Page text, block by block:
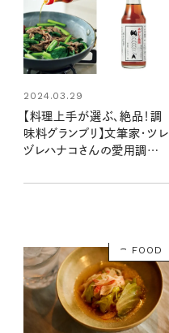
2024.03.29
【料理上手が選ぶ、絶品！調
味料グランプリ】文筆家・ツレ
ヅレハナコさんの愛用調味
FOOD